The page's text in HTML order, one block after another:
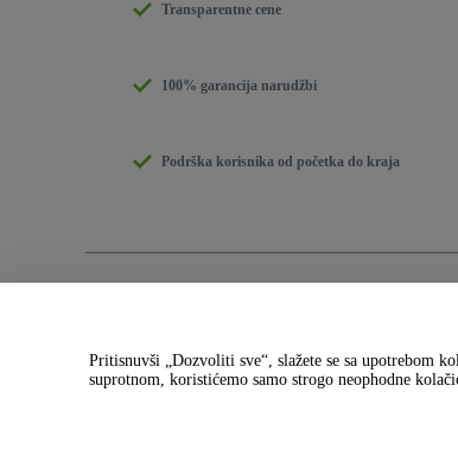
Transparentne cene
100% garancija narudžbi
Podrška korisnika od početka do kraja
Ne delite moje lične podatke / Vaši izbori privatnosti
Pritisnuvši „Dozvoliti sve“, slažete se sa upotrebom
suprotnom, koristićemo samo strogo neophodne